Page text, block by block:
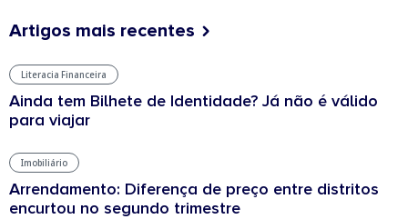
Artigos mais recentes
Literacia Financeira
Ainda tem Bilhete de Identidade? Já não é válido
para viajar
Imobiliário
Arrendamento: Diferença de preço entre distritos
encurtou no segundo trimestre